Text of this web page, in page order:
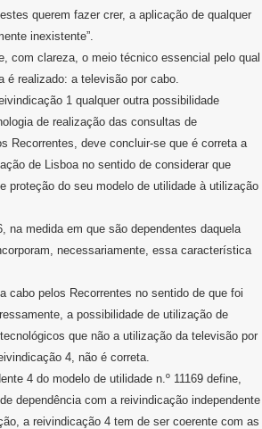
querem fazer crer, a aplicação de qualquer
inexistente”.
com clareza, o meio técnico essencial pelo qual
é realizado: a televisão por cabo.
1 qualquer outra possibilidade
de realização das consultas de
Recorrentes, deve concluir-se que é correta a
de Lisboa no sentido de considerar que
proteção do seu modelo de utilidade à utilização
na medida em que são dependentes daquela
necessariamente, essa característica
cabo pelos Recorrentes no sentido de que foi
a possibilidade de utilização de
que não a utilização da televisão por
4, não é correta.
4 do modelo de utilidade n.º 11169 define,
dependência com a reivindicação independente
a reivindicação 4 tem de ser coerente com as